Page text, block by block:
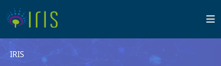
IRIS